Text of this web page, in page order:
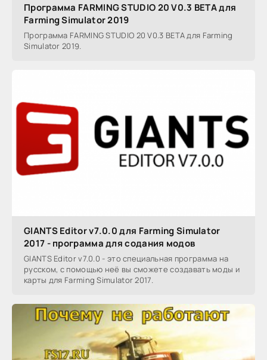
Программа FARMING STUDIO 20 V0.3 BETA для
Farming Simulator 2019
Программа FARMING STUDIO 20 V0.3 BETA для Farming
Simulator 2019.
GIANTS Editor v7.0.0 для Farming Simulator
2017 - программа для содания модов
GIANTS Editor v7.0.0 - это специальная программа на
русском, с помощью неё вы сможете создавать моды и
карты для Farming Simulator 2017.